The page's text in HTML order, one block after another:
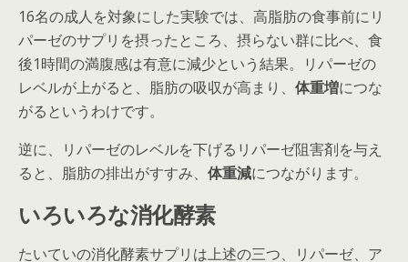
16名の成人を対象にした実験では、高脂肪の食事前にリ
パーゼのサプリを摂ったところ、摂らない群に比べ、食
後1時間の満腹感は有意に減少という結果。リパーゼの
レベルが上がると、脂肪の吸収が高まり、 体重増につな
がるというわけです。
逆に、リパーゼのレベルを下げるリパーゼ阻害剤を与え
ると、脂肪の排出がすすみ、 体重減につながります。
いろいろな消化酵素
たいていの消化酵素サプリは上述の三つ、リパーゼ、ア